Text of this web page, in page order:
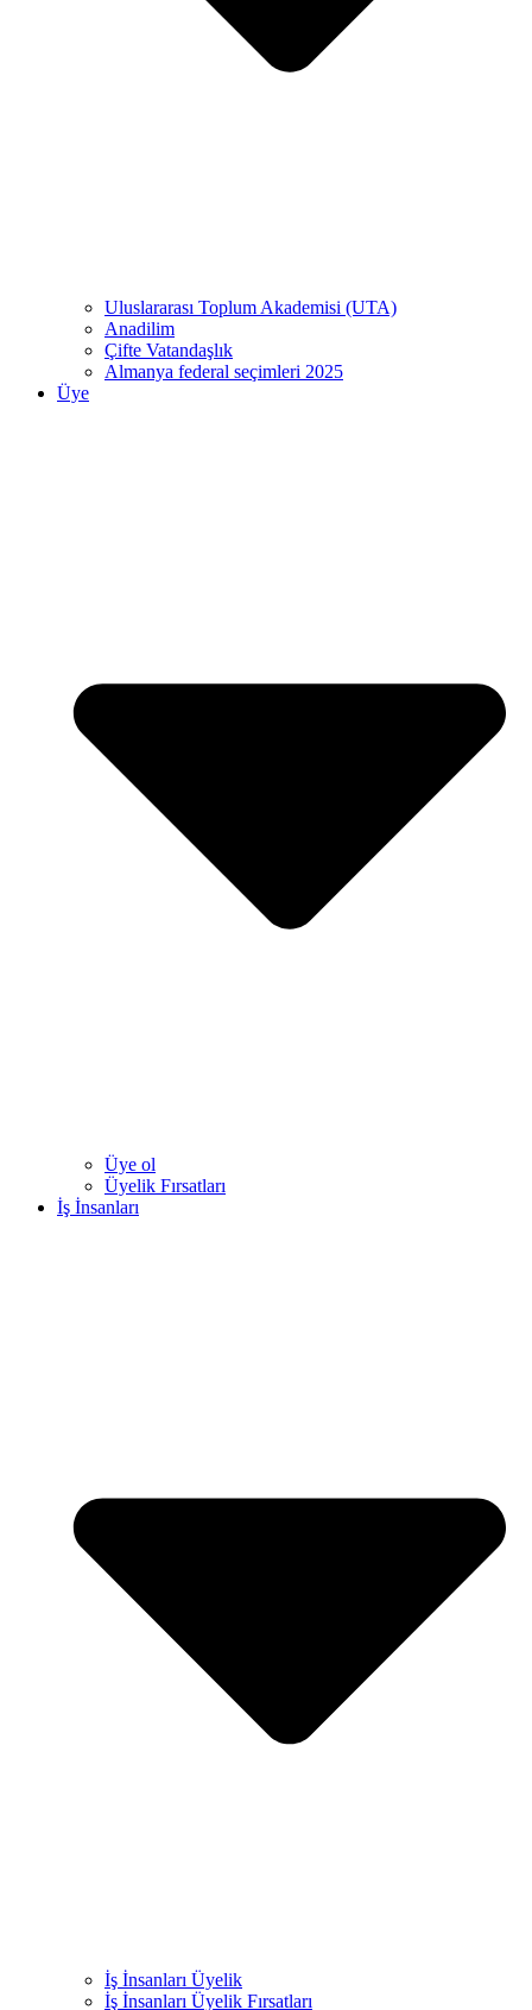
Uluslararası Toplum Akademisi (UTA)
Anadilim
Çifte Vatandaşlık
Almanya federal seçimleri 2025
Üye
Üye ol
Üyelik Fırsatları
İş İnsanları
İş İnsanları Üyelik
İş İnsanları Üyelik Fırsatları